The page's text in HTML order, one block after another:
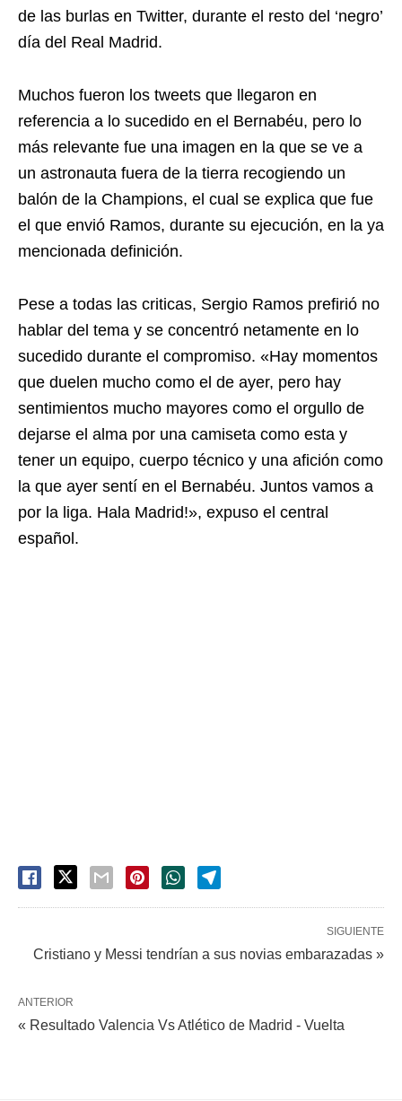
de las burlas en Twitter, durante el resto del ‘negro’
día del Real Madrid.
Muchos fueron los tweets que llegaron en
referencia a lo sucedido en el Bernabéu, pero lo
más relevante fue una imagen en la que se ve a
un astronauta fuera de la tierra recogiendo un
balón de la Champions, el cual se explica que fue
el que envió Ramos, durante su ejecución, en la ya
mencionada definición.
Pese a todas las criticas, Sergio Ramos prefirió no
hablar del tema y se concentró netamente en lo
sucedido durante el compromiso. «Hay momentos
que duelen mucho como el de ayer, pero hay
sentimientos mucho mayores como el orgullo de
dejarse el alma por una camiseta como esta y
tener un equipo, cuerpo técnico y una afición como
la que ayer sentí en el Bernabéu. Juntos vamos a
por la liga. Hala Madrid!», expuso el central
español.
SIGUIENTE
Cristiano y Messi tendrían a sus novias embarazadas »
ANTERIOR
« Resultado Valencia Vs Atlético de Madrid - Vuelta